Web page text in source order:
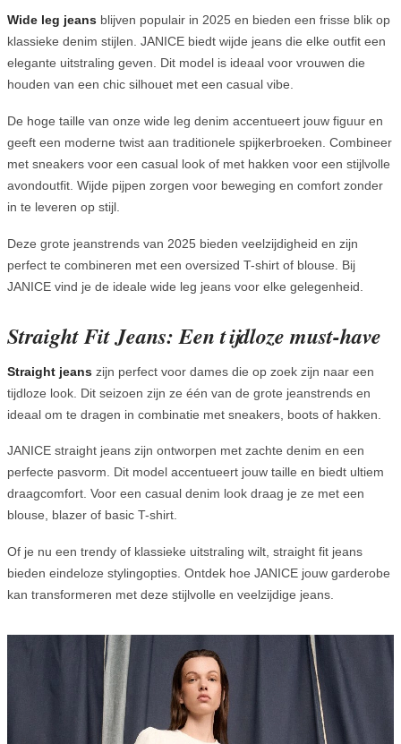
Wide leg jeans blijven populair in 2025 en bieden een frisse blik op
klassieke denim stijlen. JANICE biedt wijde jeans die elke outfit een
elegante uitstraling geven. Dit model is ideaal voor vrouwen die
houden van een chic silhouet met een casual vibe.
De hoge taille van onze wide leg denim accentueert jouw figuur en
geeft een moderne twist aan traditionele spijkerbroeken. Combineer
met sneakers voor een casual look of met hakken voor een stijlvolle
avondoutfit. Wijde pijpen zorgen voor beweging en comfort zonder
in te leveren op stijl.
Deze grote jeanstrends van 2025 bieden veelzijdigheid en zijn
perfect te combineren met een oversized T-shirt of blouse. Bij
JANICE vind je de ideale wide leg jeans voor elke gelegenheid.
Straight Fit Jeans: Een tijdloze must-have
Straight jeans zijn perfect voor dames die op zoek zijn naar een
tijdloze look. Dit seizoen zijn ze één van de grote jeanstrends en
ideaal om te dragen in combinatie met sneakers, boots of hakken.
JANICE straight jeans zijn ontworpen met zachte denim en een
perfecte pasvorm. Dit model accentueert jouw taille en biedt ultiem
draagcomfort. Voor een casual denim look draag je ze met een
blouse, blazer of basic T-shirt.
Of je nu een trendy of klassieke uitstraling wilt, straight fit jeans
bieden eindeloze stylingopties. Ontdek hoe JANICE jouw garderobe
kan transformeren met deze stijlvolle en veelzijdige jeans.